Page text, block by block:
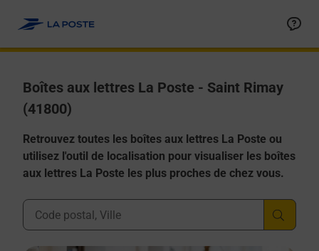
Boîtes aux lettres La Poste - Saint Rimay
(41800)
Retrouvez toutes les boîtes aux lettres La Poste ou
utilisez l'outil de localisation pour visualiser les boîtes
aux lettres La Poste les plus proches de chez vous.
Ville, Département, Code Postal